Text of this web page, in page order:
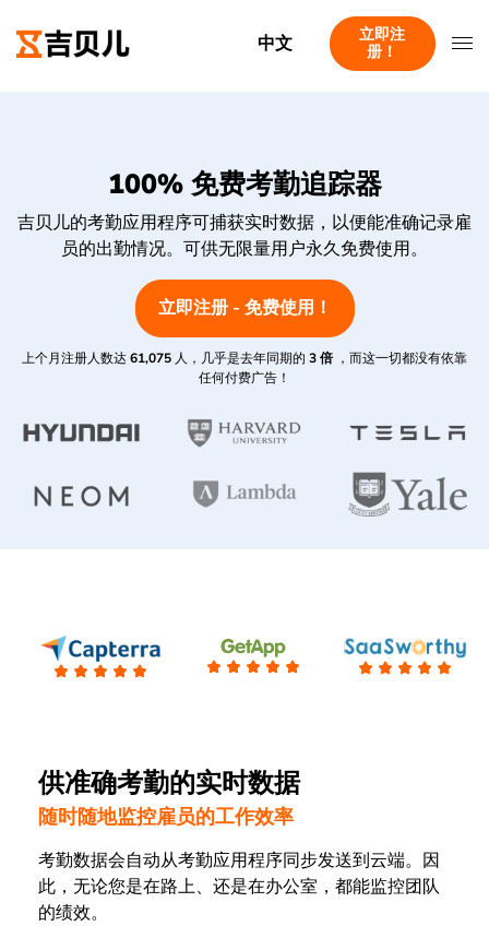
中文
立即注
册！
100% 免费考勤追踪器
吉贝儿的考勤应用程序可捕获实时数据，以便能准确记录雇
员的出勤情况。可供无限量用户永久免费使用。
立即注册 - 免费使用！
上个月注册人数达61,075 人，几乎是去年同期的 3 倍 ，而这一切都没有依靠
任何付费广告！
供准确考勤的实时数据
随时随地监控雇员的工作效率
考勤数据会自动从考勤应用程序同步发送到云端。因
此，无论您是在路上、还是在办公室，都能监控团队
的绩效。